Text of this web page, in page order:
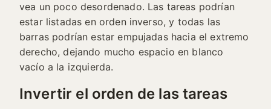
vea un poco desordenado. Las tareas podrían
estar listadas en orden inverso, y todas las
barras podrían estar empujadas hacia el extremo
derecho, dejando mucho espacio en blanco
vacío a la izquierda.
Invertir el orden de las tareas